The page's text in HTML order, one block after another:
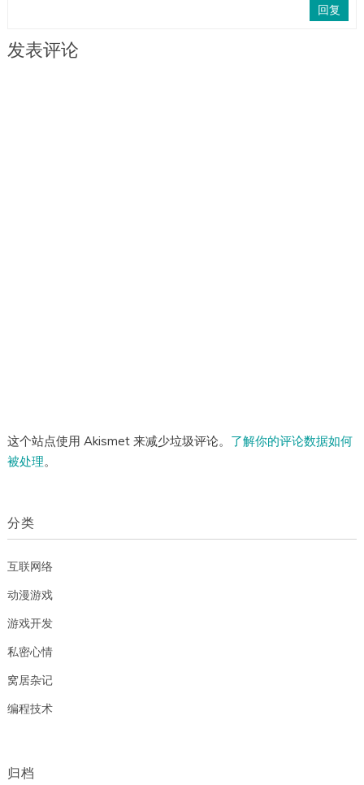
回复
发表评论
这个站点使用 Akismet 来减少垃圾评论。 了解你的评论数据如何
被处理。
分类
互联网络
动漫游戏
游戏开发
私密心情
窝居杂记
编程技术
归档